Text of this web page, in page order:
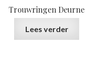
Trouwringen Deurne
Lees verder